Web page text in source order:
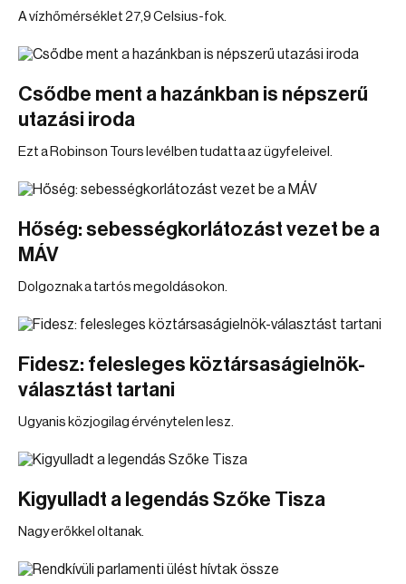
A vízhőmérséklet 27,9 Celsius-fok.
Csődbe ment a hazánkban is népszerű
utazási iroda
Ezt a Robinson Tours levélben tudatta az ügyfeleivel.
Hőség: sebességkorlátozást vezet be a
MÁV
Dolgoznak a tartós megoldásokon.
Fidesz: felesleges köztársaságielnök-
választást tartani
Ugyanis közjogilag érvénytelen lesz.
Kigyulladt a legendás Szőke Tisza
Nagy erőkkel oltanak.